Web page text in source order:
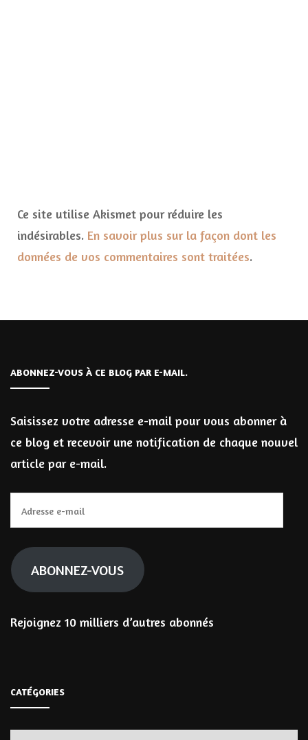
Ce site utilise Akismet pour réduire les
indésirables. En savoir plus sur la façon dont les
données de vos commentaires sont traitées.
ABONNEZ-VOUS À CE BLOG PAR E-MAIL.
Saisissez votre adresse e-mail pour vous abonner à
ce blog et recevoir une notification de chaque nouvel
article par e-mail.
e-
mail
ABONNEZ-VOUS
Rejoignez 10 milliers d’autres abonnés
CATÉGORIES